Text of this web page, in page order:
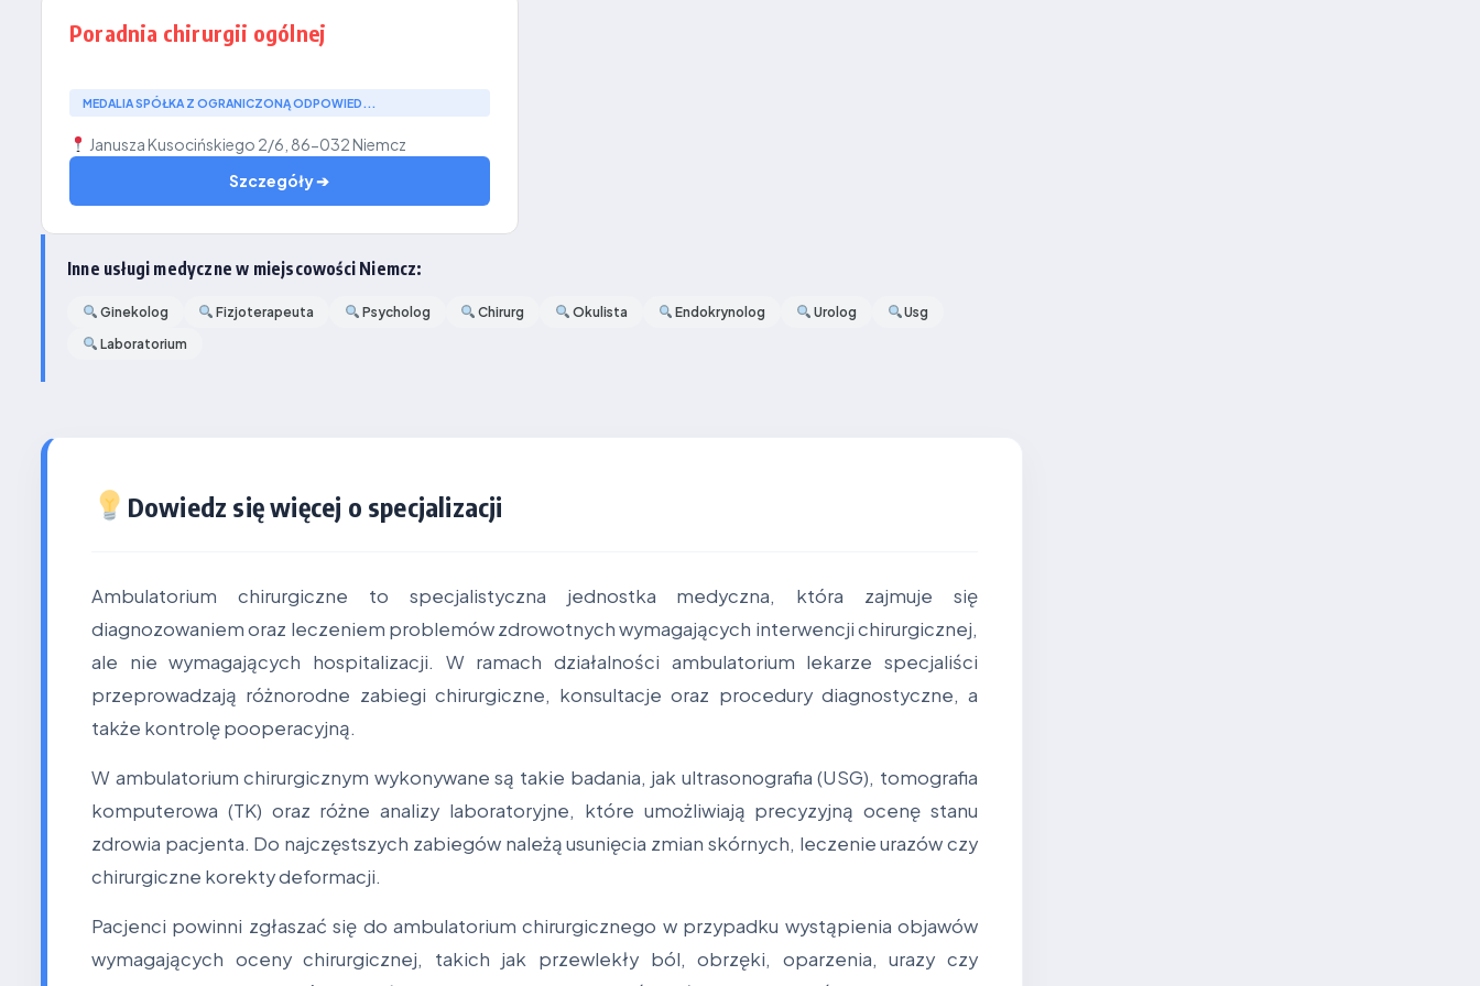
Poradnia chirurgii ogólnej
MEDALIA SPÓŁKA Z OGRANICZONĄ ODPOWIED...
Janusza Kusocińskiego 2/6, 86-032 Niemcz
Szczegóły ➔
Inne usługi medyczne w miejscowości Niemcz:
Ginekolog Fizjoterapeuta Psycholog Chirurg Okulista Endokrynolog Urolog
Usg
Laboratorium
Dowiedz się więcej o specjalizacji
Ambulatorium chirurgiczne to specjalistyczna jednostka medyczna, która zajmuje się
diagnozowaniem oraz leczeniem problemów zdrowotnych wymagających interwencji chirurgicznej,
ale nie wymagających hospitalizacji. W ramach działalności ambulatorium lekarze specjaliści
przeprowadzają różnorodne zabiegi chirurgiczne, konsultacje oraz procedury diagnostyczne, a
także kontrolę pooperacyjną.
W ambulatorium chirurgicznym wykonywane są takie badania, jak ultrasonografia (USG), tomografia
komputerowa (TK) oraz różne analizy laboratoryjne, które umożliwiają precyzyjną ocenę stanu
zdrowia pacjenta. Do najczęstszych zabiegów należą usunięcia zmian skórnych, leczenie urazów czy
chirurgiczne korekty deformacji.
Pacjenci powinni zgłaszać się do ambulatorium chirurgicznego w przypadku wystąpienia objawów
wymagających oceny chirurgicznej, takich jak przewlekły ból, obrzęki, oparzenia, urazy czy